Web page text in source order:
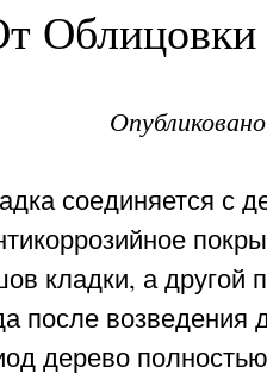
соединяется с
кладки, а другой
после
дерево